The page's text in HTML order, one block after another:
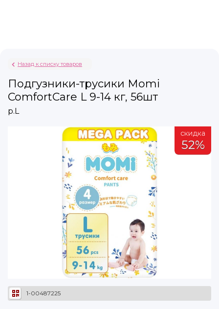
Назад к списку товаров
Подгузники-трусики Momi
ComfortCare L 9-14 кг, 56шт
р.L
скидка
52%
1-00487225